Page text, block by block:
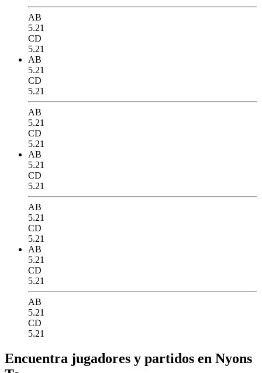
AB
5.21
CD
5.21
AB
5.21
CD
5.21
AB
5.21
CD
5.21
AB
5.21
CD
5.21
AB
5.21
CD
5.21
AB
5.21
CD
5.21
AB
5.21
CD
5.21
Encuentra jugadores y partidos en Nyons